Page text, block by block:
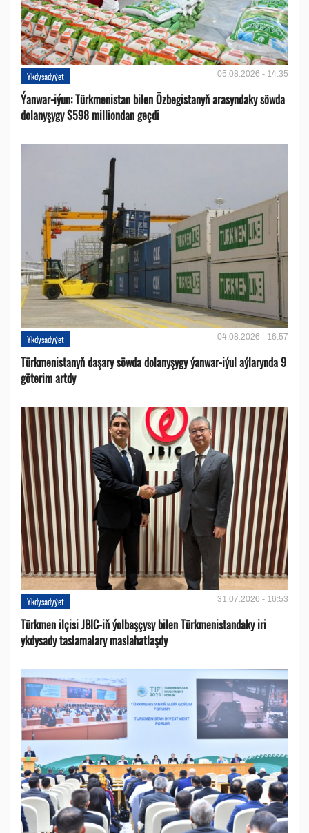
Ykdysadyýet 05.08.2026 - 14:35
Ýanwar-iýun: Türkmenistan bilen Özbegistanyň arasyndaky söwda
dolanyşygy $598 milliondan geçdi
Ykdysadyýet 04.08.2026 - 16:57
Türkmenistanyň daşary söwda dolanyşygy ýanwar-iýul aýlarynda 9
göterim artdy
Ykdysadyýet 31.07.2026 - 16:53
Türkmen ilçisi JBIC-iň ýolbaşçysy bilen Türkmenistandaky iri
ykdysady taslamalary maslahatlaşdy